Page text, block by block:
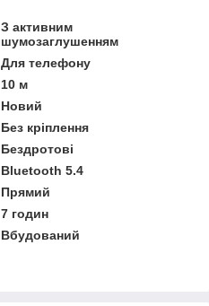
З активним
шумозаглушенням
Для телефону
10 м
Новий
Без кріплення
Бездротові
Bluetooth 5.4
Прямий
7 годин
Вбудований